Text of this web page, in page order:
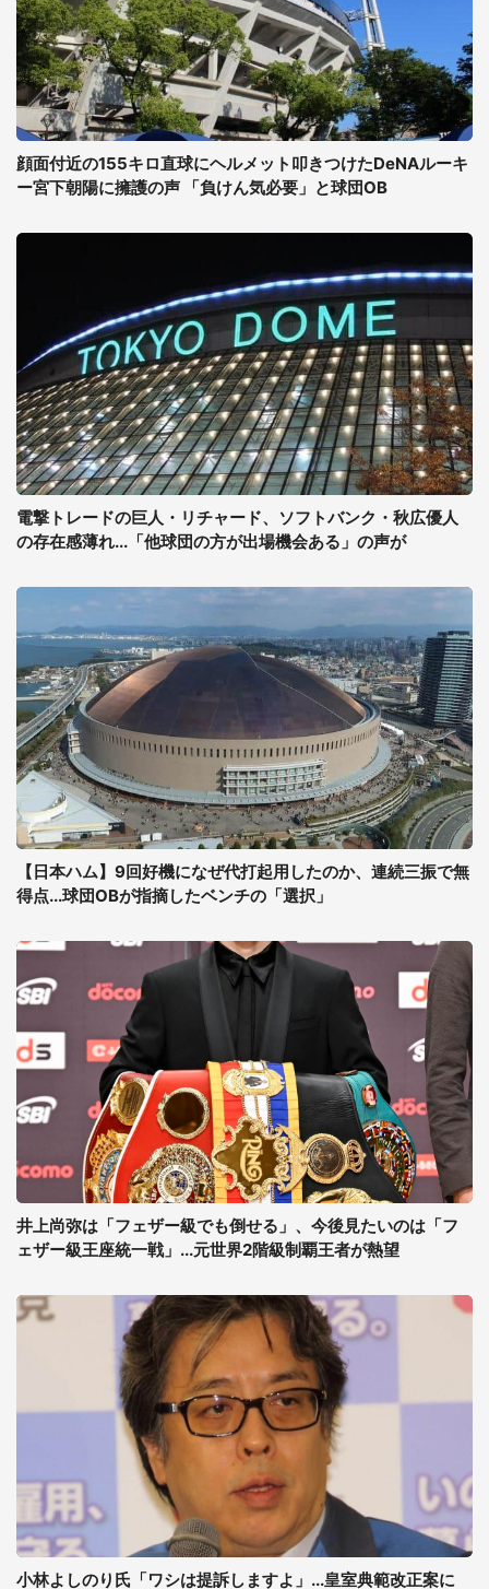
顔面付近の155キロ直球にヘルメット叩きつけたDeNAルーキ
ー宮下朝陽に擁護の声 「負けん気必要」と球団OB
電撃トレードの巨人・リチャード、ソフトバンク・秋広優人
の存在感薄れ...「他球団の方が出場機会ある」の声が
【日本ハム】9回好機になぜ代打起用したのか、連続三振で無
得点...球団OBが指摘したベンチの「選択」
井上尚弥は「フェザー級でも倒せる」、今後見たいのは「フ
ェザー級王座統一戦」...元世界2階級制覇王者が熱望
小林よしのり氏「ワシは提訴しますよ」...皇室典範改正案に